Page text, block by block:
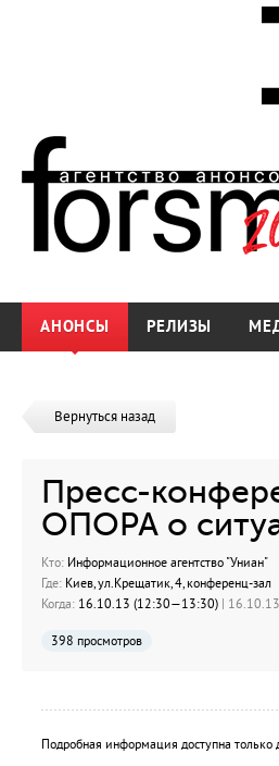
АНОНСЫ РЕЛИЗЫ
Вернуться назад
Пресс-
ОПОРА о
Кто: Информационное агентство "Униан"
Где: Киев, ул.Крещатик, 4, конференц-зал
Когда: 16.10.13 (12:30—13:30) |
398 просмотров
Подробная информация доступна только